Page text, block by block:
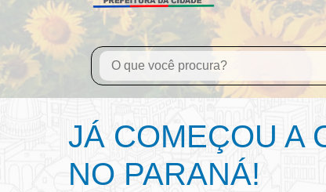
JÁ COMEÇOU A
NO PARANÁ!